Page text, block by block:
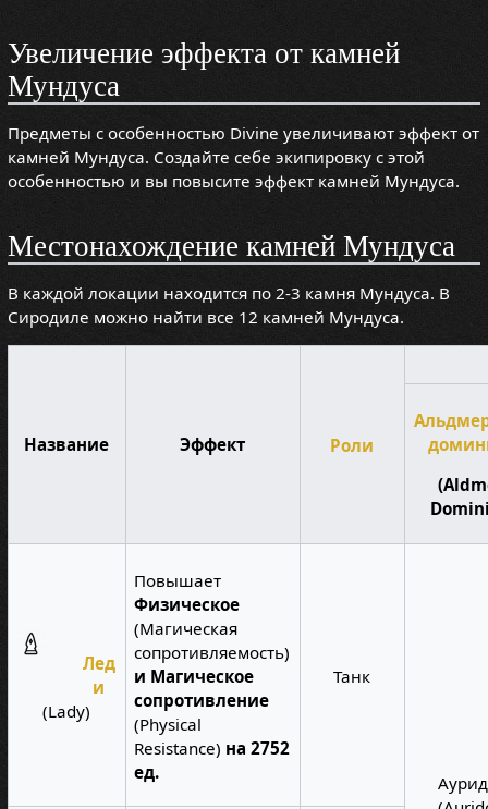
Увеличение эффекта от камней
Мундуса
Предметы с особенностью Divine увеличивают эффект от
камней Мундуса. Создайте себе экипировку с этой
особенностью и вы повысите эффект камней Мундуса.
Местонахождение камней Мундуса
В каждой локации находится по 2-3 камня Мундуса. В
Сиродиле можно найти все 12 камней Мундуса.
Название Эффект Роли
Лед
и
(Lady)
Повышает
Физическое
(Магическая
сопротивляемость)
и Магическое
сопротивление
(Physical
Resistance) на 2752
ед.
Танк